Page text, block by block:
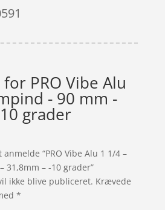
for PRO Vibe Alu
- 90 mm -
grader
“PRO Vibe Alu 1 1/4 –
31,8mm – -10 grader”
ikke blive publiceret. Krævede
*